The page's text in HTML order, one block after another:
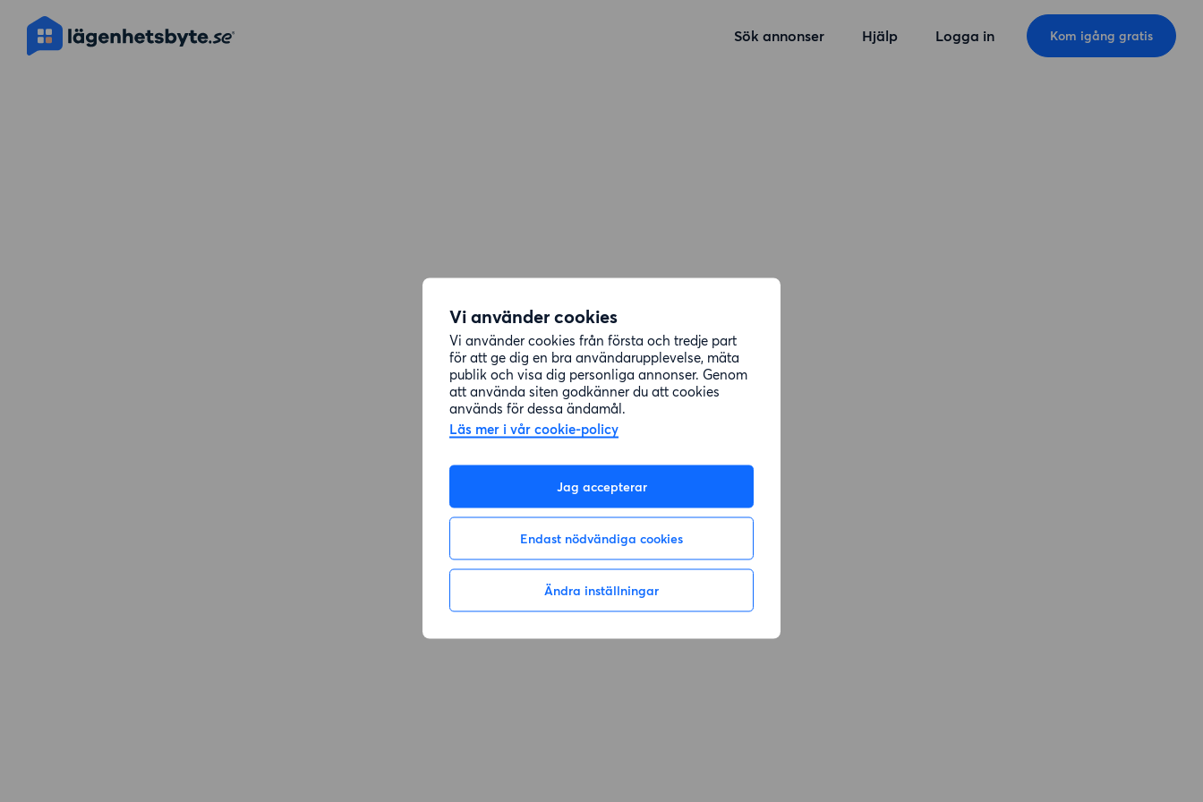
Vi använder cookies
Vi använder cookies från första och tredje part
för att ge dig en bra användarupplevelse, mäta
publik och visa dig personliga annonser. Genom
att använda siten godkänner du att cookies
används för dessa ändamål.
Läs mer i vår cookie-policy
Jag accepterar
Endast nödvändiga cookies
Ändra inställningar
Sök annonser Hjälp Logga in Kom igång gratis